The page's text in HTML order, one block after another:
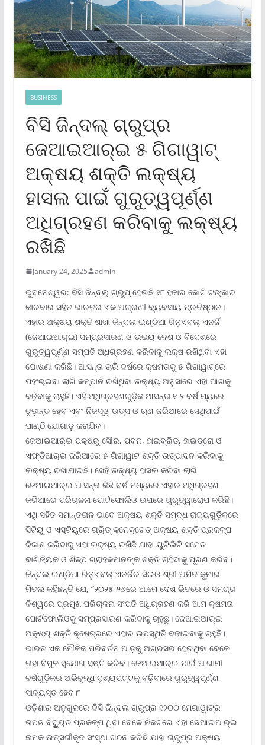
BUSINESS
ବିସି ଜିନ୍ଦଲ୍ ଗ୍ରୁପ୍‌ର
ଜେଆଇଆର୍‌ଇ ୫ ଗିଗାୱାଟ୍
ଅକ୍ଷୟ ଶକ୍ତି ଲକ୍ଷ୍ୟ
ହାସଲ ପାଇଁ ଗୁରୁତ୍ୱପୂର୍ଣ୍ଣ
ଅଧିଗ୍ରହଣ କରିବାକୁ ଲକ୍ଷ୍ୟ
ରଖିଛି
January 24, 2025 admin
ଭୁବନେଶ୍ୱର: ବିସି ଜିନ୍ଦଲ୍ ଗ୍ରୁପ୍ ହେଉଛି ୧୮ ହଜାର କୋଟି ଟଙ୍କାର
କାରବାର ସହିତ ଭାରତର ଏକ ଅଗ୍ରଣୀ ବ୍ୟବସାୟ ପ୍ରତିଷ୍ଠାନ।
ଏହାର ଅକ୍ଷୟ ଶକ୍ତି ଶାଖା ଜିନ୍ଦଲ ଇଣ୍ଡିଆ ରିନୁଏବଲ୍ ଏନର୍ଜି
(ଜେଆଇଆର୍‌ଇ) ସମ୍ପ୍ରସାରଣ ଓ ଉଭୟ ଦେଶ ଓ ବିଦେଶରେ
ଗୁରୁତ୍ୱପୂର୍ଣ୍ଣ ସମ୍ପତି ଅଧିଗ୍ରହଣ କରିବାକୁ ଲକ୍ଷ ରଖିଥିବା ଏହା
ଘୋଷଣା କରିଛି। ଆସନ୍ତା ଚାରି ବର୍ଷରେ କ୍ଷମତାକୁ ୫ ଗିଗାୱାଟ୍‌ରେ
ପହଂଚାଇବା ଲାଗି କମ୍ପାନି ରଖିଥିବା ଲକ୍ଷ୍ୟ ଅନୁସାରେ ଏହା ଆଗକୁ
ବଢ଼ିବାକୁ ଚାହୁଛି। ଏହି ଅଧିଗ୍ରହଣଗୁଡ଼ିକ ଆସନ୍ତା ୧-୨ ବର୍ଷ ମ୍ୟରେ
ଚୂଡ଼ାନ୍ତ ହେବ ଏବଂ ନିଜସ୍ୱ ଉତ୍ସ ଓ ଋଣ ଜରିଆରେ ସେଥିପାଇଁ
ପାଣ୍ଠି ଯୋଗାଡ଼ କରାଯିବ।
ଜେଆଇଆର୍‌ଇ ପକ୍ଷରୁ ସୌର, ପବନ, ହାଇବ୍ରିଡ୍‌, ହାଇଡ୍ରୋ ଓ
ଏଫ୍‌ଡିଆର୍‌ଇ ଜରିଆରେ ୫ ଗିଗାୱାଟ ଶକ୍ତି ଉତ୍ପାଦନ କରିବାକୁ
ଲକ୍ଷ୍ୟ ରଖାଯାଇଛି। ସେହି ଲକ୍ଷ୍ୟ ହାସଲ କରିବା ଲାଗି
ଜେଆଇଆର୍‌ଇ ଆସନ୍ତା କିଛି ବର୍ଷ ମଧ୍ୟରେ ଏହାର ଅଧିଗ୍ରହଣ
ଜରିଆରେ ପରିଚାଳନା ପୋର୍ଟଫୋଲିଓ ଉପରେ ଗୁରୁତ୍ୱାରୋପ କରିଛି।
ଏଥି ସହିତ ସମାନ୍ତରାଳ ଭାବେ ଅକ୍ଷୟ ଶକ୍ତି ସମୃଦ୍ଧ ରାଜ୍ୟଗୁଡ଼ିକରେ
ସିଟିୟୁ ଓ ଏସ୍‌ଟିୟୁରେ ଗ୍ରି୍‌ଡ୍ କନେକ୍ଟେଡ୍ ଅକ୍ଷୟ ଶକ୍ତି ପ୍ରକଳ୍ପ
ବିକାଶ କରିବାକୁ ଏହା ଲକ୍ଷ୍ୟ ରଖିଛି ଯାହା ୟୁଟିଲିଟି ସମେତ
ବାଣିଜ୍ୟିକ ଓ ଶିଳ୍ପ ଗ୍ରାହକମାନଙ୍କ ଶକ୍ତି ଚାହିଦାକୁ ପୂରଣ କରିବ।
ଜିନ୍ଦଲ ଇଣ୍ଡିଆ ରିନୁଏବଲ୍ ଏନର୍ଜିର ସିଇଓ ଶ୍ରୀ ଅମିତ କୁମାର
ମିତଲ କହିଛନ୍ତି ଯେ, “୨୦୨୫-୨୬ରେ ଆମେ ଦେଶ ଭିତରେ ଓ ସମଗ୍ର
ବିଶ୍ୱରେ ପ୍ରମୁଖ ପରିଚାଳନା ସଂପତି ଅଧିଗ୍ରହଣ କରି ଆମ କ୍ଷମତା
ପୋର୍ଟଫୋଲିଓକୁ ସମ୍ପ୍ରସାରଣ କରିବାକୁ ଚାହୁଛୁ। ଜେଆଇଆର୍‌ଇ
ଅକ୍ଷୟ ଶକ୍ତି କ୍ଷେତ୍ରରେ ଏହାର ଉପସ୍ଥିତି ବଢାଇବାକୁ ଚାହୁଛି।
ଭାରତ ଏକ ମୌଳିକ ପରିବର୍ତନ ଆଡ଼କୁ ଅଗ୍ରସର ହେଉଥିବା ବେଳେ
ତାହା ବିପୁଳ ସୁଯୋଗ ସୃଷ୍ଟି କରିବ। ଜେଆଇଆର୍‌ଇ ପାଇଁ ଆଗାମୀ
ବର୍ଷଗୁଡ଼ିକର ଅଭିବୃଦ୍ଧି ଦୃଶ୍ୟପଟ୍ଟକୁ ବଢ଼ିବାରେ ଗୁରୁତ୍ୱପୂର୍ଣ୍ଣ
ସାବ୍ୟସ୍ତ ହେବ।’’
ଓଡ଼ିଶାର ଅନୁଗୁଳରେ ବିସି ଜିନ୍ଦଲ ଗ୍ରୁପ୍‌ର ୧୨୦୦ ମେଗାୱାଟ୍‌ର
ତାପଜ ବିଦୁୃୃ୍ୟତ ପ୍ରକଳ୍ପ ଥିବା ବେଳେ ନିକଟରେ ଏହା ଜେଆଇଆର୍‌ଇ
ନାମକ ଉତ୍ସର୍ଗୀକୃତ ସଂସ୍ଥା ଗଠନ କରିଛି ଯାହା ଗ୍ରୁପ୍‌ର ଅକ୍ଷୟ